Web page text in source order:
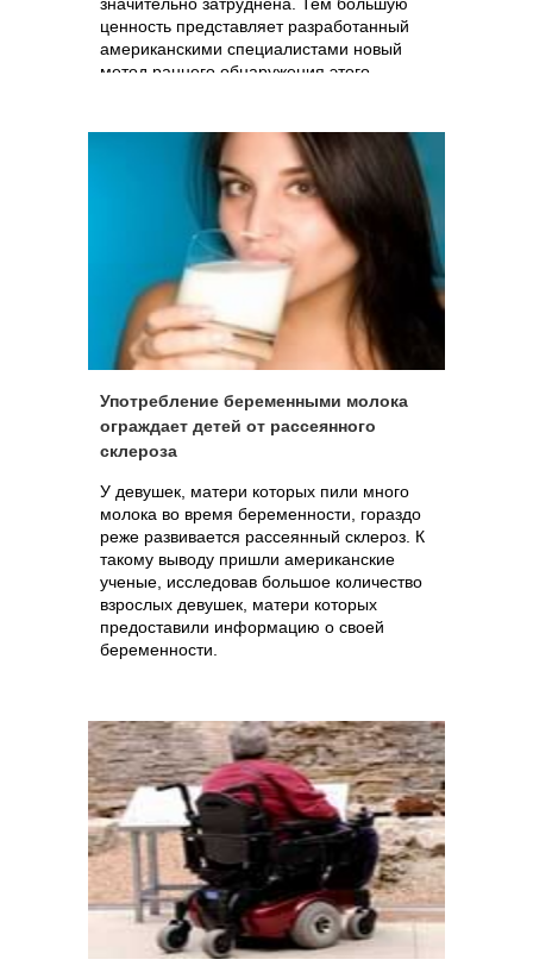
ценность представляет разработанный
американскими специалистами новый
метод раннего обнаружения этого
хотя метод уже и разработан, до
полноценного внедрения в клиническую
практику еще необходимы
дополнительные исследования.
Употребление беременными молока
ограждает детей от рассеянного
склероза
У девушек, матери которых пили много
молока во время беременности, гораздо
реже развивается рассеянный склероз. К
такому выводу пришли американские
ученые, исследовав большое количество
взрослых девушек, матери которых
предоставили информацию о своей
беременности.